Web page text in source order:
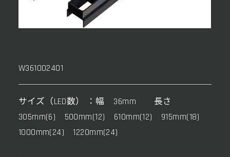
W361002401
サイズ（LED数） ：幅 36mm 長さ
305mm(6) 500mm(12) 610mm(12) 915mm(18)
1000mm(24) 1220mm(24)